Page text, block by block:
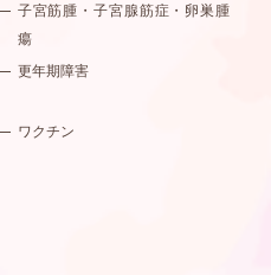
子宮筋腫・子宮腺筋症・卵巣腫
瘍
更年期障害
ワクチン